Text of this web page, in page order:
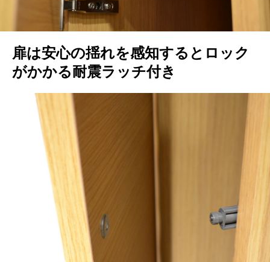
扉は安心の揺れを感知するとロック
がかかる耐震ラッチ付き